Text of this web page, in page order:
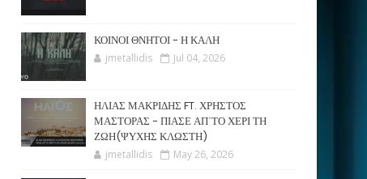
ΚΟΙΝΟΙ ΘΝΗΤΟΙ - Η ΚΑΛΗ
jmetallidis Jul 04, 2026
ΗΛΙΑΣ ΜΑΚΡΙΔΗΣ FT. ΧΡΗΣΤΟΣ
ΜΑΣΤΟΡΑΣ - ΠΙΑΣΕ ΑΠ΄ΤΟ ΧΕΡΙ ΤΗ
ΖΩΗ(ΨΥΧΗΣ ΚΛΩΣΤΗ)
jmetallidis May 26, 2026